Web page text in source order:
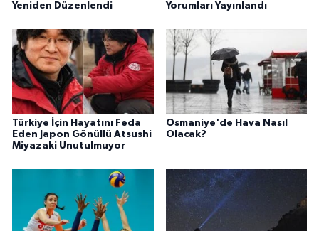
Yeniden Düzenlendi Yorumları Yayınlandı
Türkiye İçin Hayatını Feda
Eden Japon Gönüllü Atsushi
Miyazaki Unutulmuyor
Osmaniye'de Hava Nasıl
Olacak?